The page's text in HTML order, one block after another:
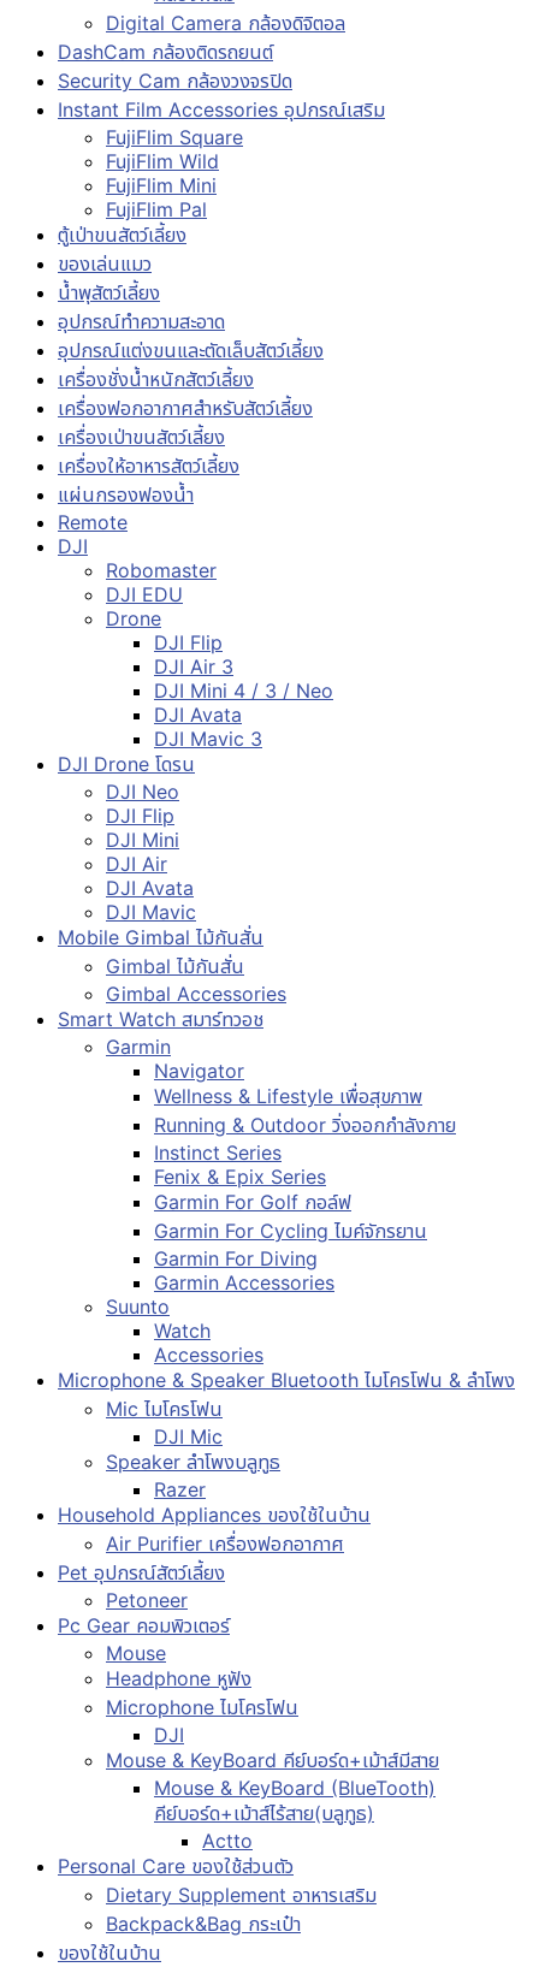
Digital Camera กล้องดิจิตอล
DashCam กล้องติดรถยนต์
Security Cam กล้องวงจรปิด
Instant Film Accessories อุปกรณ์เสริม
FujiFlim Square
FujiFlim Wild
FujiFlim Mini
FujiFlim Pal
ตู้เป่าขนสัตว์เลี้ยง
ของเล่นแมว
น้ำพุสัตว์เลี้ยง
อุปกรณ์ทำความสะอาด
อุปกรณ์แต่งขนและตัดเล็บสัตว์เลี้ยง
เครื่องชั่งน้ำหนักสัตว์เลี้ยง
เครื่องฟอกอากาศสำหรับสัตว์เลี้ยง
เครื่องเป่าขนสัตว์เลี้ยง
เครื่องให้อาหารสัตว์เลี้ยง
แผ่นกรองฟองน้ำ
Remote
DJI
Robomaster
DJI EDU
Drone
DJI Flip
DJI Air 3
DJI Mini 4 / 3 / Neo
DJI Avata
DJI Mavic 3
DJI Drone โดรน
DJI Neo
DJI Flip
DJI Mini
DJI Air
DJI Avata
DJI Mavic
Mobile Gimbal ไม้กันสั่น
Gimbal ไม้กันสั่น
Gimbal Accessories
Smart Watch สมาร์ทวอช
Garmin
Navigator
Wellness & Lifestyle เพื่อสุขภาพ
Running & Outdoor วิ่งออกกำลังกาย
Instinct Series
Fenix & Epix Series
Garmin For Golf กอล์ฟ
Garmin For Cycling ไมค์จักรยาน
Garmin For Diving
Garmin Accessories
Suunto
Watch
Accessories
Microphone & Speaker Bluetooth ไมโครโฟน & ลำโพง
Mic ไมโครโฟน
DJI Mic
Speaker ลำโพงบลูทูธ
Razer
Household Appliances ของใช้ในบ้าน
Air Purifier เครื่องฟอกอากาศ
Pet อุปกรณ์สัตว์เลี้ยง
Petoneer
Pc Gear คอมพิวเตอร์
Mouse
Headphone หูฟัง
Microphone ไมโครโฟน
DJI
Mouse & KeyBoard คีย์บอร์ด+เม้าส์มีสาย
Mouse & KeyBoard (BlueTooth)
คีย์บอร์ด+เม้าส์ไร้สาย(บลูทูธ)
Actto
Personal Care ของใช้ส่วนตัว
Dietary Supplement อาหารเสริม
Backpack&Bag กระเป๋า
ของใช้ในบ้าน